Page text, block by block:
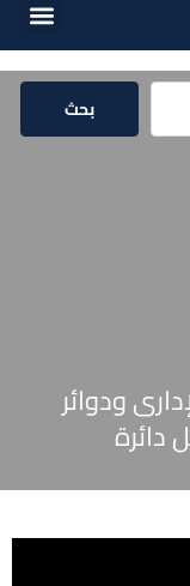
بحث
ودوائر